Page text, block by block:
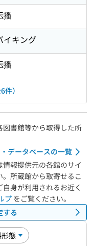
播
キング
播
）
書館等から取得した所
データベースの一覧
報提供元の各館のサイ
所蔵館から取寄せるこ
身が利用されるお近く
プ をご覧ください。
する